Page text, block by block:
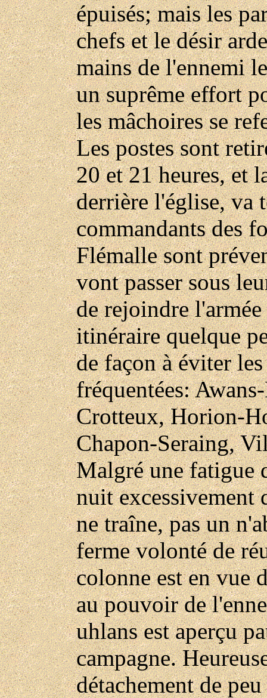
épuisés; mais les
chefs et le désir
mains de l'ennemi
un suprême effort
les mâchoires se
Les postes sont
20 et 21 heures, et
derrière l'église, va
commandants des
Flémalle sont
vont passer sous
de rejoindre
itinéraire quelque
de façon à éviter
fréquentées:
Crotteux, Horion-
Chapon-Seraing,
Malgré une fatigue
nuit excessivement
ne traîne, pas un
ferme volonté de
colonne est en vue
au pouvoir de
uhlans est aperçu
campagne.
détachement de